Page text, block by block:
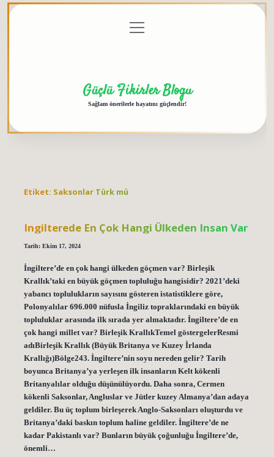
menüyü
aç
Güçlü Fikirler Blogu
Sağlam önerilerle hayatını güçlendir!
Etiket: Saksonlar Türk mü
Ingilterede En Çok Hangi Ülkeden Insan Var
Tarih: Ekim 17, 2024
İngiltere’de en çok hangi ülkeden göçmen var? Birleşik
Krallık’taki en büyük göçmen topluluğu hangisidir? 2021’deki
yabancı toplulukların sayısını gösteren istatistiklere göre,
Polonyalılar 696.000 nüfusla İngiliz topraklarındaki en büyük
topluluklar arasında ilk sırada yer almaktadır. İngiltere’de en
çok hangi millet var? Birleşik KrallıkTemel göstergelerResmi
adıBirleşik Krallık (Büyük Britanya ve Kuzey İrlanda
Krallığı)Bölge243. İngiltere’nin soyu nereden gelir? Tarih
boyunca Britanya’ya yerleşen ilk insanların Kelt kökenli
Britanyalılar olduğu düşünülüyordu. Daha sonra, Cermen
kökenli Saksonlar, Angluslar ve Jütler kuzey Almanya’dan adaya
geldiler. Bu üç toplum birleşerek Anglo-Saksonları oluşturdu ve
Britanya’daki baskın toplum haline geldiler. İngiltere’de ne
kadar Pakistanlı var? Bunların büyük çoğunluğu İngiltere’de,
önemli…